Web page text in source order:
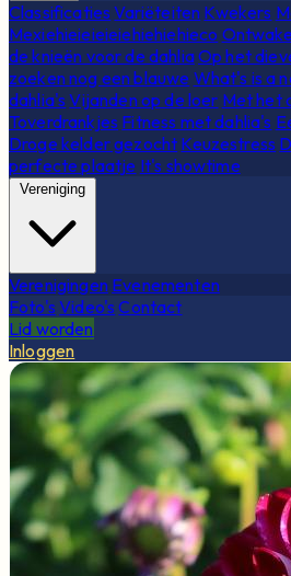
Classificaties Variëteiten Kwekers
Mexiehieieieieiehiehiehieco
de knieën voor de dahliaOp het
zoeken nog een blauwe What's is a
dahlia's Vijanden op de loer Met het
Toverdrankjes Fitness met dahlia's
Droge kelder gezocht Keuzestress
perfecte plaatje It's showtime
Vereniging
Verenigingen Evenementen
Foto's Video's Contact
Lid worden
Inloggen